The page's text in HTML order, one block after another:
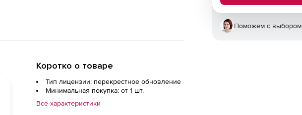
Коротко о товаре
Тип лицензии: перекрестное обновление
Минимальная покупка: от 1 шт.
Все характеристики
Поможем с выбором